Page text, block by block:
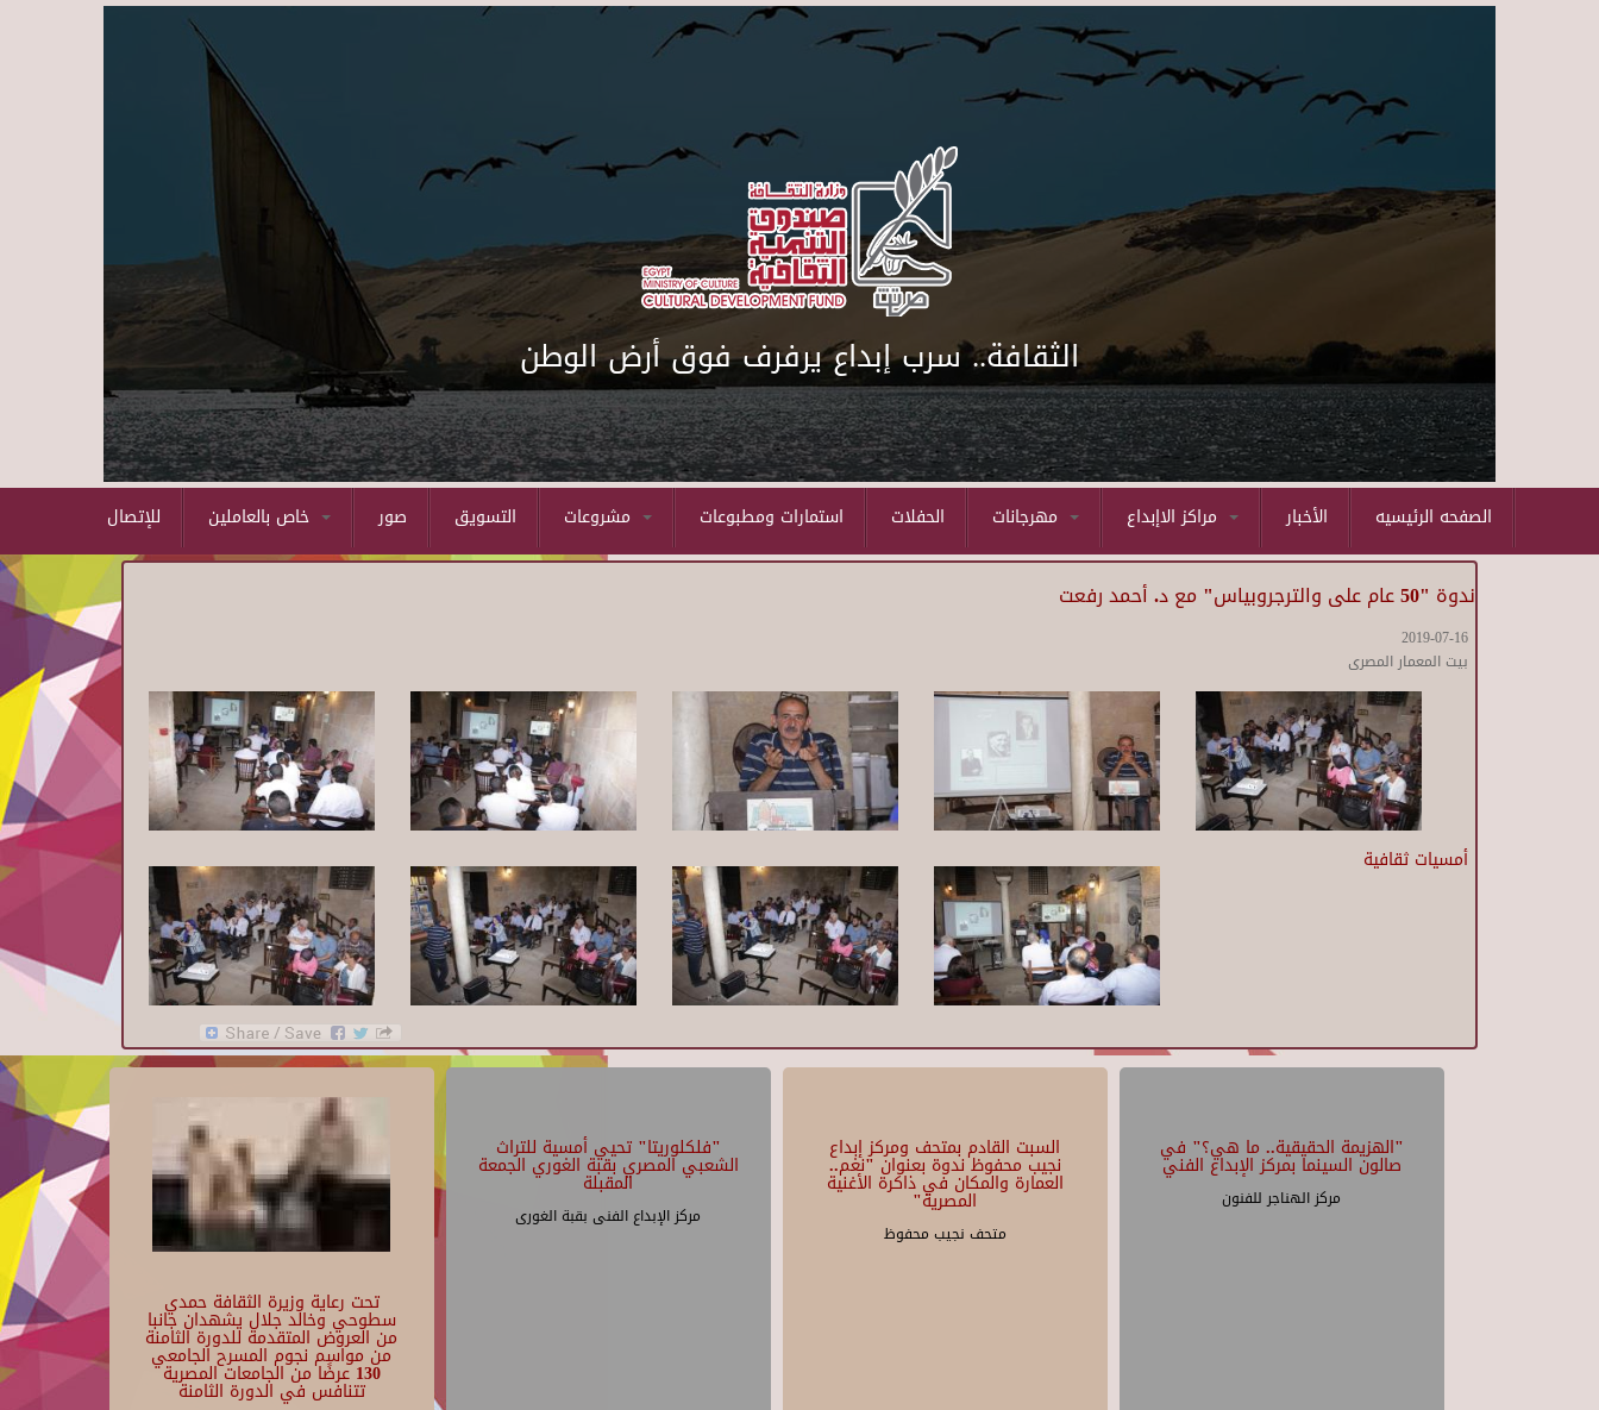
Skip to main content
الثقافة.. سرب إبداع يرفرف فوق أرض الوطن
للإتصال صور التسويق استمارات ومطبوعات الحفلات الأخبار الصفحه الرئيسيه
ندوة "50 عام على والترجروبياس" مع د. أحمد رفعت
2019-07-16
بيت المعمار المصرى
أمسيات ثقافية
تحت رعاية وزيرة الثقافة حمدي
سطوحي وخالد جلال يشهدان جانبا
من العروض المتقدمة للدورة الثامنة
من مواسم نجوم المسرح الجامعي
130 عرضًا من الجامعات المصرية
تتنافس في الدورة الثامنة
"فلكلوريتا" تحيي أمسية للتراث
الشعبي المصري بقبة الغوري الجمعة
المقبلة
مركز الإبداع الفنى بقبة الغورى
السبت القادم بمتحف ومركز إبداع
نجيب محفوظ ندوة بعنوان "نغم..
العمارة والمكان في ذاكرة الأغنية
المصرية"
متحف نجيب محفوظ
"الهزيمة الحقيقية.. ما هي؟" في
صالون السينما بمركز الإبداع الفني
مركز الهناجر للفنون